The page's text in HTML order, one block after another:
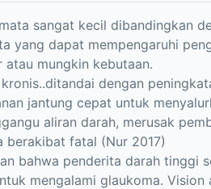
sangat kecil dibandingkan
yang dapat mempengaruhi
mungkin kebutaan.
dengan
jantung cepat untuk
aliran darah, merusak
berakibat fatal (Nur 2017)
bahwa penderita darah tinggi
mengalami glaukoma. Vision